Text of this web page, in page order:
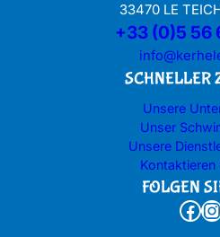
33470 LE
+33 (0)5 56
SCHNELLER
Unsere
Unser
Unsere
Kontaktieren
FOLGEN
Facebook Instagram